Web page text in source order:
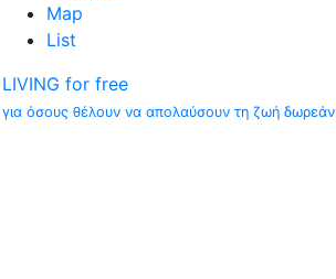
Map
List
LIVING for free
για όσους θέλουν να απολαύσουν τη ζωή δωρεάν